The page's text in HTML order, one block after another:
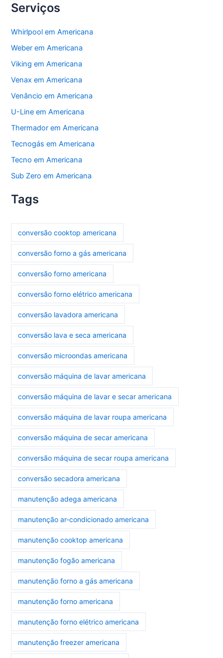
Serviços
Whirlpool em Americana
Weber em Americana
Viking em Americana
Venax em Americana
Venâncio em Americana
U-Line em Americana
Thermador em Americana
Tecnogás em Americana
Tecno em Americana
Sub Zero em Americana
Tags
conversão cooktop americana
conversão forno a gás americana
conversão forno americana
conversão forno elétrico americana
conversão lavadora americana
conversão lava e seca americana
conversão microondas americana
conversão máquina de lavar americana
conversão máquina de lavar e secar americana
conversão máquina de lavar roupa americana
conversão máquina de secar americana
conversão máquina de secar roupa americana
conversão secadora americana
manutenção adega americana
manutenção ar-condicionado americana
manutenção cooktop americana
manutenção fogão americana
manutenção forno a gás americana
manutenção forno americana
manutenção forno elétrico americana
manutenção freezer americana